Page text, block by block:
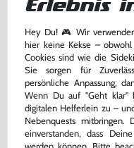
DAS
Erlebnis
Hey Du! 🎮 Wir
hier keine Kekse –
Cookies sind wie die
Sie sorgen für
persönliche Anpassung,
Wenn Du auf "Geht klar"
digitalen Helferlein zu –
Nebenquests mitbringen.
einverstanden, dass